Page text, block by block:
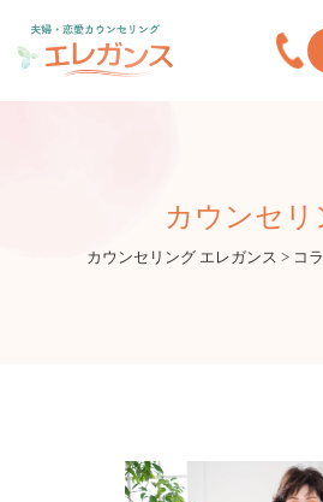
カウンセリ
カウンセリング エレガンス > コ